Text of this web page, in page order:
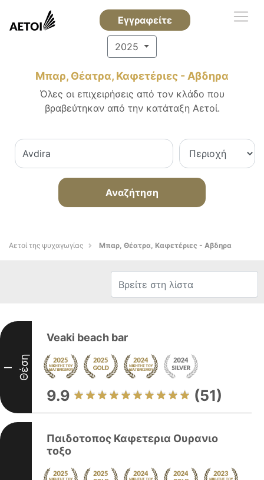
Εγγραφείτε
2025
Μπαρ, Θέατρα, Καφετέριες - Αβδηρα
Όλες οι επιχειρήσεις από τον κλάδο που
βραβεύτηκαν από την κατάταξη Αετοί.
Αναζήτηση
Αετοί της ψυχαγωγίας Μπαρ, Θέατρα, Καφετέριες - Αβδηρα
I Θέση
Veaki beach bar
9.9 (51)
Παιδοτοπος Καφετερια Ουρανιο
τοξο